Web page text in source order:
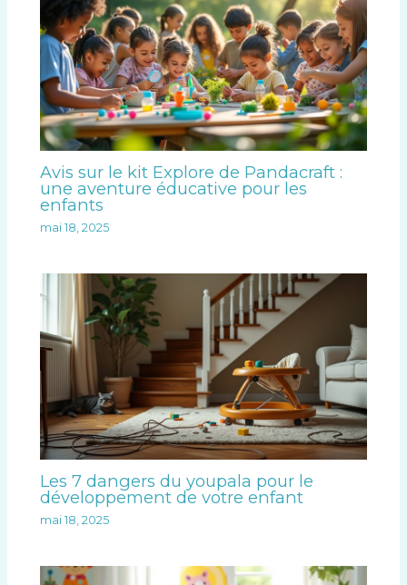
Avis sur le kit Explore de Pandacraft :
une aventure éducative pour les
enfants
mai 18, 2025
Les 7 dangers du youpala pour le
développement de votre enfant
mai 18, 2025